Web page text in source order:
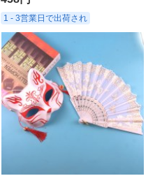
1 - 3営業日で出荷され